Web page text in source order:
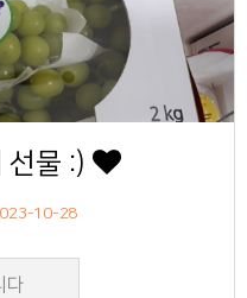
선물 :)
10-28
다